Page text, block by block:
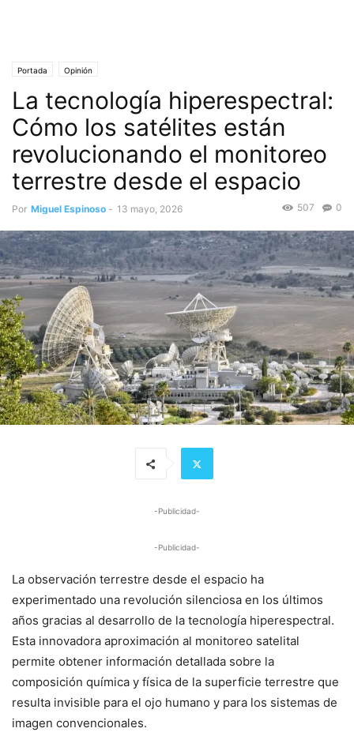
Portada Opinión
La tecnología hiperespectral:
Cómo los satélites están
revolucionando el monitoreo
terrestre desde el espacio
Por Miguel Espinoso - 13 mayo, 2026 0
507
-Publicidad-
-Publicidad-
La observación terrestre desde el espacio ha
experimentado una revolución silenciosa en los últimos
años gracias al desarrollo de la tecnología hiperespectral.
Esta innovadora aproximación al monitoreo satelital
permite obtener información detallada sobre la
composición química y física de la superficie terrestre que
resulta invisible para el ojo humano y para los sistemas de
imagen convencionales.